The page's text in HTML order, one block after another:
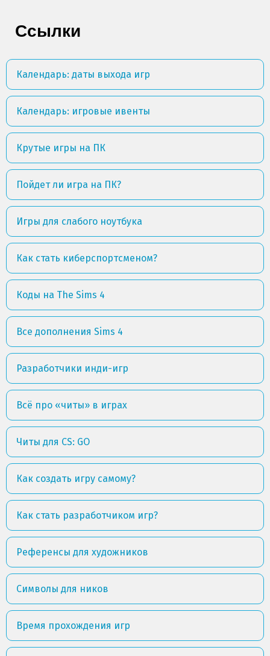
Ссылки
Календарь: даты выхода игр
Календарь: игровые ивенты
Крутые игры на ПК
Пойдет ли игра на ПК?
Игры для слабого ноутбука
Как стать киберспортсменом?
Коды на The Sims 4
Все дополнения Sims 4
Разработчики инди-игр
Всё про «читы» в играх
Читы для CS: GO
Как создать игру самому?
Как стать разработчиком игр?
Референсы для художников
Символы для ников
Время прохождения игр